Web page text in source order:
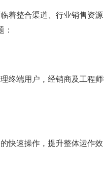
着整合渠道、行业销售资源
终端用户，经销商及工程
快速操作，提升整体运作效